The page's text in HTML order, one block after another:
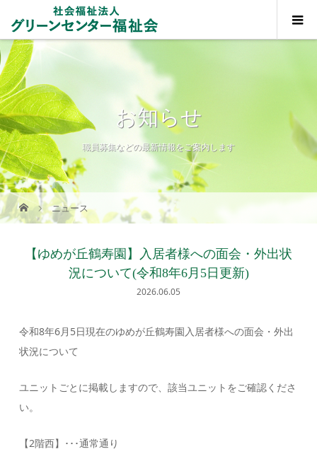
お知らせ
職員募集などの最新情報をご案内します
ニュース
【ゆめが丘鶴寿園】入居者様への面会・外出状
況について(令和8年6月5日更新)
2026.06.05
令和8年6月5日現在のゆめが丘鶴寿園入居者様への面会・外出
状況について
ユニットごとに掲載しますので、該当ユニットをご確認くださ
い。
【2階西】･･･通常通り